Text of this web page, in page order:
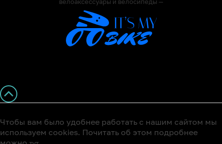
велоаксессуары и велосипеды —
Чтобы вам было удобнее работать с нашим сайтом мы
используем cookies. Почитать об этом подробнее